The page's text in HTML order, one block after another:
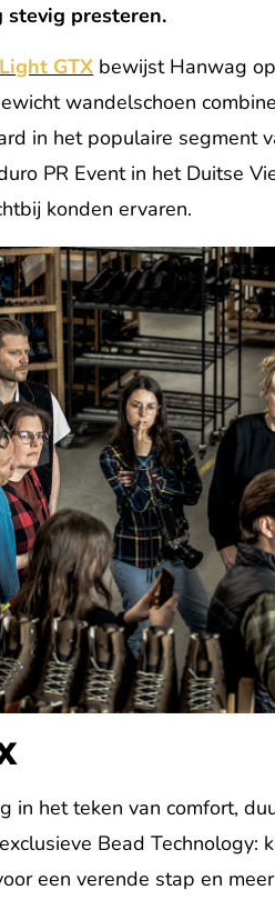
stevig presteren.
GTX bewijst Hanwag
wandelschoen
in het populaire segment
PR Event in het Duitse
konden ervaren.
in het teken van comfort,
Bead Technology:
een verende stap en